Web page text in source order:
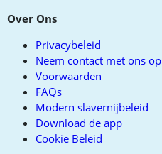
Over Ons
Privacybeleid
Neem contact met ons op
Voorwaarden
FAQs
Modern slavernijbeleid
Download de app
Cookie Beleid